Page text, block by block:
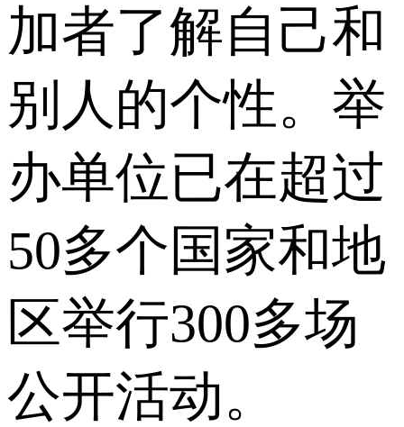
加者了解自己和
别人的个性。举
办单位已在超过
50多个国家和地
区举行300多场
公开活动。